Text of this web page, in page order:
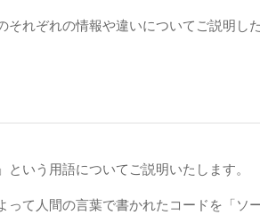
れぞれの情報や違いについてご説明し
いう用語についてご説明いたします。
って人間の言葉で書かれたコードを「ソ